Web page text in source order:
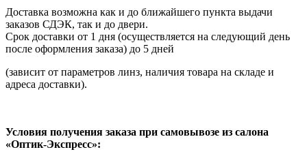
Доставка возможна как и до ближайшего пункта выдачи
заказов СДЭК, так и до двери.
Срок доставки от 1 дня (осуществляется на следующий день
после оформления заказа) до 5 дней
(зависит от параметров линз, наличия товара на складе и
адреса доставки).
Условия получения заказа при самовывозе из салона
«Оптик-Экспресс»: